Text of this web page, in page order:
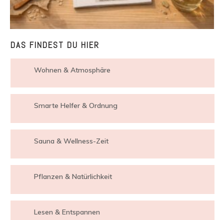
DAS FINDEST DU HIER
Wohnen & Atmosphäre
Smarte Helfer & Ordnung
Sauna & Wellness-Zeit
Pflanzen & Natürlichkeit
Lesen & Entspannen